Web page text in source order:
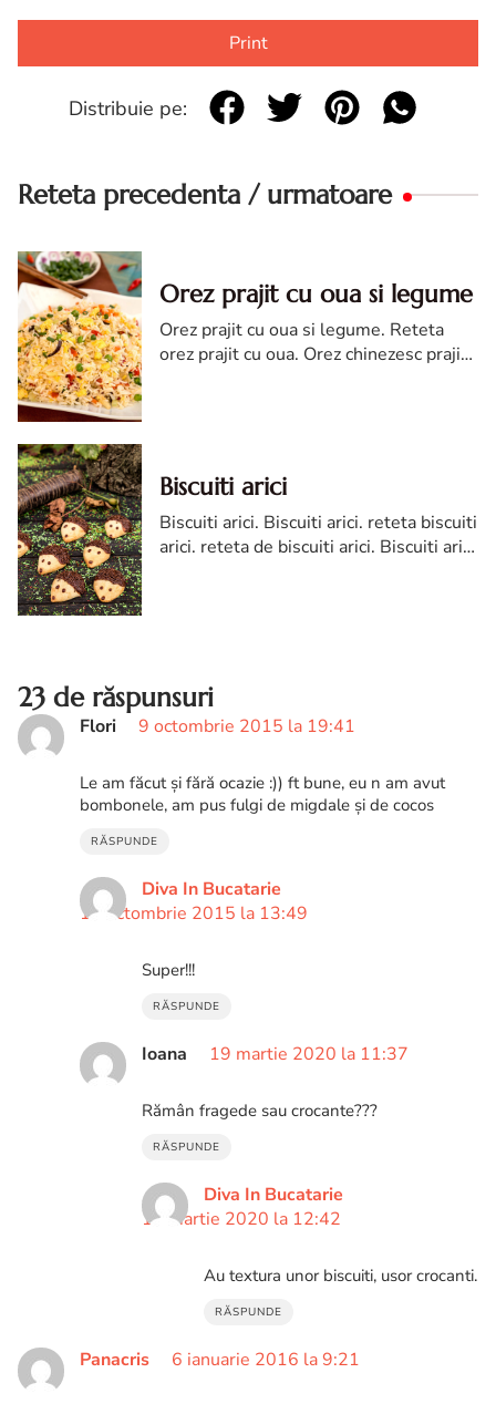
Print
Distribuie pe:
Reteta precedenta / urmatoare
Orez prajit cu oua si legume
Orez prajit cu oua si legume. Reteta
orez prajit cu oua. Orez chinezesc prajit.
Biscuiti arici
Biscuiti arici. Biscuiti arici. reteta biscuiti
arici. reteta de biscuiti arici. Biscuiti arici
23 de răspunsuri
Flori 9 octombrie 2015 la 19:41
Le am făcut și fără ocazie :)) ft bune, eu n am avut
bombonele, am pus fulgi de migdale și de cocos
RĂSPUNDE
Diva In Bucatarie
10 octombrie 2015 la 13:49
Super!!!
RĂSPUNDE
Ioana 19 martie 2020 la 11:37
Rămân fragede sau crocante???
RĂSPUNDE
Diva In Bucatarie
19 martie 2020 la 12:42
Au textura unor biscuiti, usor crocanti.
RĂSPUNDE
Panacris 6 ianuarie 2016 la 9:21